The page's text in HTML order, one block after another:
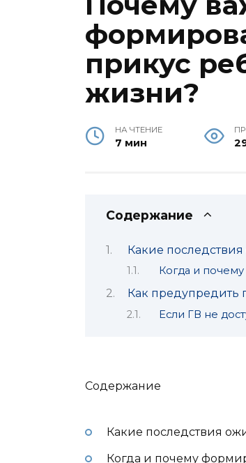
прикус
жизни?
НА ЧТЕНИЕ
7 мин
Содержание
Какие
Когда и
Как предупредить
Если ГВ не
Содержание
Какие последствия
Когда и почему